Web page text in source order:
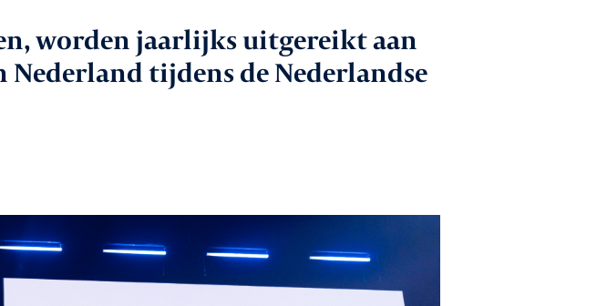
In gesprek met
leden
Aanmelden nieuwsbrief
worden jaarlijks uitgereikt aan
Nederland tijdens de Nederlandse